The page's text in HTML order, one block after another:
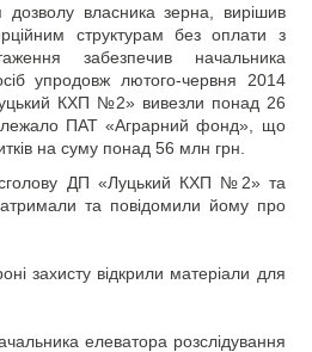
дозволу власника зерна, вирішив
структурам без оплати з
забезпечив начальника
упродовж лютого-червня 2014
КХП №2» вивезли понад 26
ПАТ «Аграрний фонд», що
на суму понад 56 млн грн.
ДП «Луцький КХП №2» та
та повідомили йому про
захисту відкрили матеріали для
елеватора розслідування